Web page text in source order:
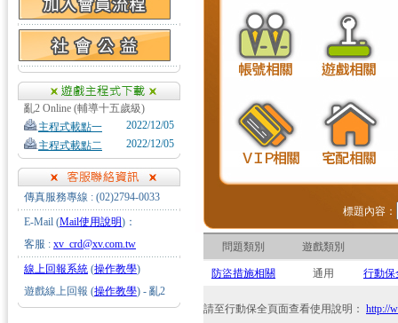
亂2 Online (輔導十五歲級)
主程式載點一
2022/12/05
主程式載點二
2022/12/05
傳真服務專線 : (02)2794-0033
E-Mail (Mail使用說明)：
客服 : xv_crd@xv.com.tw
線上回報系統 (操作教學)
遊戲線上回報 (操作教學) - 亂2
標題內容：
問題類別 遊戲類別
防盜措施相關 通用 行動保
請至行動保全頁面查看使用說明： http://